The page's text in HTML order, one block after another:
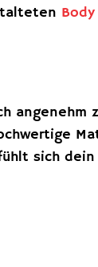
Body
angenehm
sich dein